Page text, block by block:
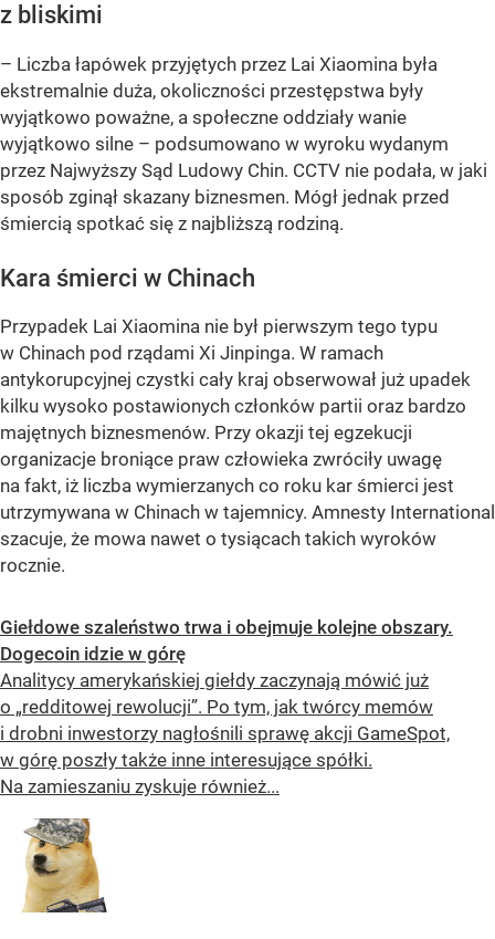
z bliskimi
– Liczba łapówek przyjętych przez Lai Xiaomina była
ekstremalnie duża, okoliczności przestępstwa były
wyjątkowo poważne, a społeczne oddziały wanie
wyjątkowo silne – podsumowano w wyroku wydanym
przez Najwyższy Sąd Ludowy Chin. CCTV nie podała, w jaki
sposób zginął skazany biznesmen. Mógł jednak przed
śmiercią spotkać się z najbliższą rodziną.
Kara śmierci w Chinach
Przypadek Lai Xiaomina nie był pierwszym tego typu
w Chinach pod rządami Xi Jinpinga. W ramach
antykorupcyjnej czystki cały kraj obserwował już upadek
kilku wysoko postawionych członków partii oraz bardzo
majętnych biznesmenów. Przy okazji tej egzekucji
organizacje broniące praw człowieka zwróciły uwagę
na fakt, iż liczba wymierzanych co roku kar śmierci jest
utrzymywana w Chinach w tajemnicy. Amnesty International
szacuje, że mowa nawet o tysiącach takich wyroków
rocznie.
Giełdowe szaleństwo trwa i obejmuje kolejne obszary.
Dogecoin idzie w górę
Analitycy amerykańskiej giełdy zaczynają mówić już
o „redditowej rewolucji”. Po tym, jak twórcy memów
i drobni inwestorzy nagłośnili sprawę akcji GameSpot,
w górę poszły także inne interesujące spółki.
Na zamieszaniu zyskuje również...